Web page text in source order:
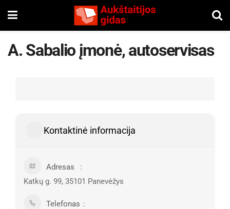
A. Sabalio įmonė, autoservisas
Kontaktinė informacija
Adresas
Katkų g. 99, 35101 Panevėžys
Telefonas